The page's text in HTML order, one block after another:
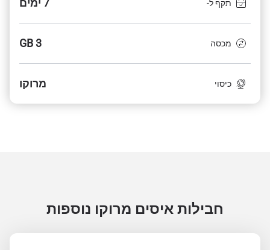
תקף ל- 7 ימים
מכסה 3 GB
כיסוי מרוקו
חבילות איסים מרוקו נוספות